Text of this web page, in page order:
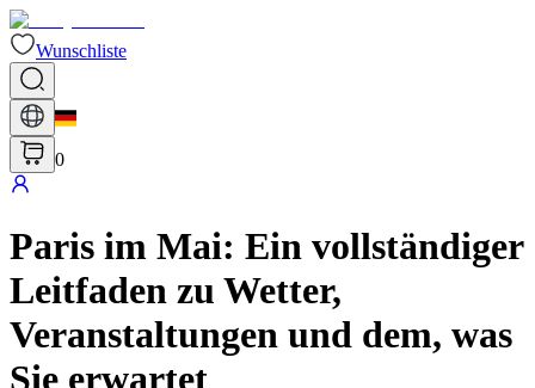
Wunschliste
0
Paris im Mai: Ein vollständiger
Leitfaden zu Wetter,
Veranstaltungen und dem, was
Sie erwartet